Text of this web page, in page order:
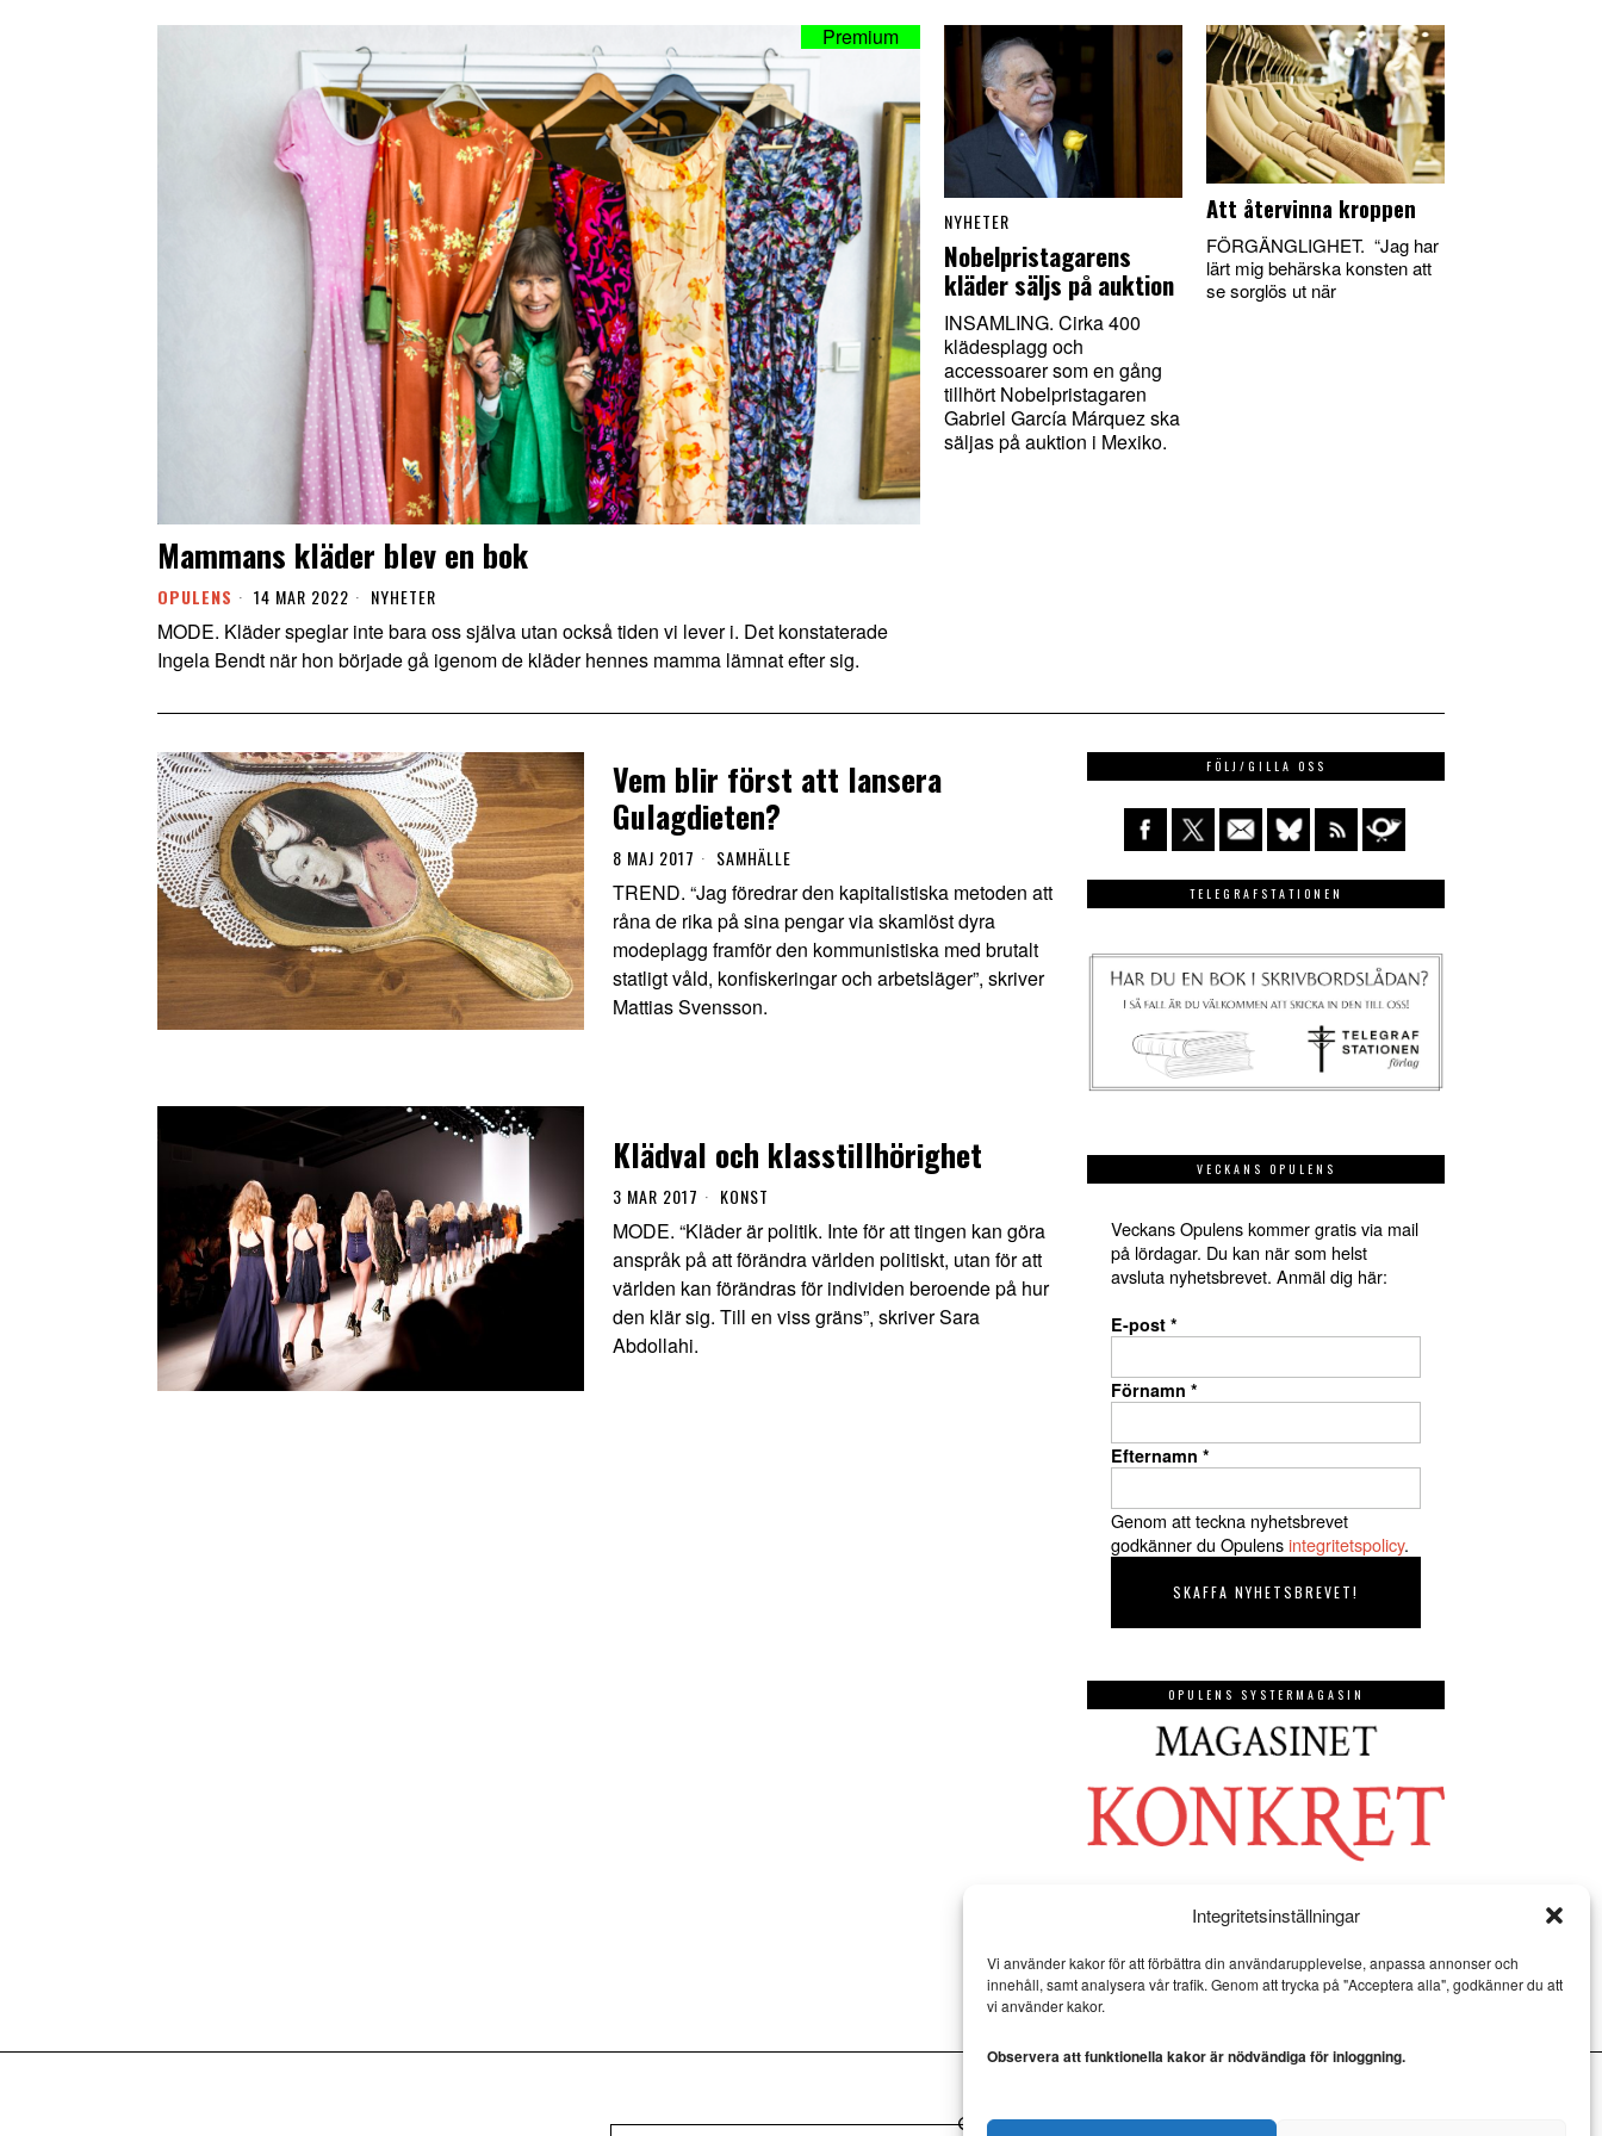
Integritetsinställningar
Vi använder kakor för att förbättra din användarupplevelse, anpassa annonser och
innehåll, samt analysera vår trafik. Genom att trycka på "Acceptera alla", godkänner du att
vi använder kakor.
Observera att funktionella kakor är nödvändiga för inloggning.
Mammans kläder blev en bok
OPULENS 14 MAR 2022 NYHETER
MODE. Kläder speglar inte bara oss själva utan också tiden vi lever i. Det konstaterade
Ingela Bendt när hon började gå igenom de kläder hennes mamma lämnat efter sig.
NYHETER
Nobelpristagarens
kläder säljs på auktion
INSAMLING. Cirka 400
klädesplagg och
accessoarer som en gång
tillhört Nobelpristagaren
Gabriel García Márquez ska
säljas på auktion i Mexiko.
Att återvinna kroppen
FÖRGÄNGLIGHET. “Jag har
lärt mig behärska konsten att
se sorglös ut när
Vem blir först att lansera
Gulagdieten?
8 MAJ 2017 SAMHÄLLE
TREND. “Jag föredrar den kapitalistiska metoden att
råna de rika på sina pengar via skamlöst dyra
modeplagg framför den kommunistiska med brutalt
statligt våld, konfiskeringar och arbetsläger”, skriver
Mattias Svensson.
Klädval och klasstillhörighet
3 MAR 2017 KONST
MODE. “Kläder är politik. Inte för att tingen kan göra
anspråk på att förändra världen politiskt, utan för att
världen kan förändras för individen beroende på hur
den klär sig. Till en viss gräns”, skriver Sara
Abdollahi.
FÖLJ/GILLA OSS
TELEGRAFSTATIONEN
VECKANS OPULENS
Veckans Opulens kommer gratis via mail
på lördagar. Du kan när som helst
avsluta nyhetsbrevet. Anmäl dig här:
E-post *
Förnamn *
Efternamn *
Genom att teckna nyhetsbrevet
godkänner du Opulensintegritetspolicy.
OPULENS SYSTERMAGASIN